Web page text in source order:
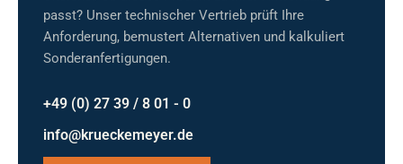
passt? Unser technischer Vertrieb prüft Ihre
Anforderung, bemustert Alternativen und kalkuliert
Sonderanfertigungen.
+49 (0) 27 39 / 8 01 - 0
info@krueckemeyer.de